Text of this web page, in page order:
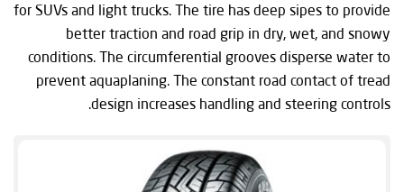
for SUVs and light trucks. The tire has deep sipes to provide
better traction and road grip in dry, wet, and snowy
conditions. The circumferential grooves disperse water to
prevent aquaplaning. The constant road contact of tread
design increases handling and steering controls.